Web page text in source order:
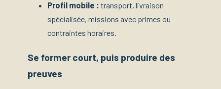
Profil mobile : transport, livraison
spécialisée, missions avec primes ou
contraintes horaires.
Se former court, puis produire des
preuves